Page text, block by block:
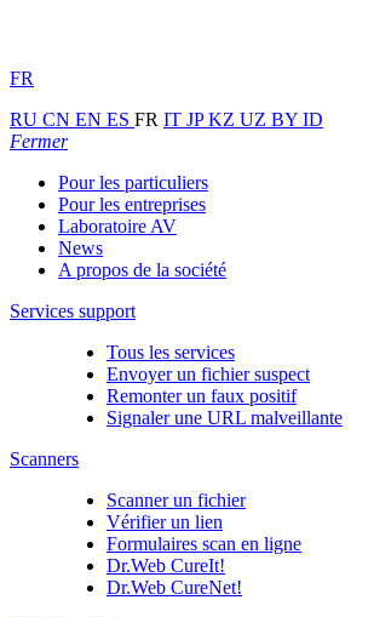
FR
RU CN EN ES FR IT JPKZ UZ BY ID
Fermer
Pour les particuliers
Pour les entreprises
Laboratoire AV
News
A propos de la société
Services support
Tous les services
Envoyer un fichier suspect
Remonter un faux positif
Signaler une URL malveillante
Scanners
Scanner un fichier
Vérifier un lien
Formulaires scan en ligne
Dr.Web CureIt!
Dr.Web CureNet!